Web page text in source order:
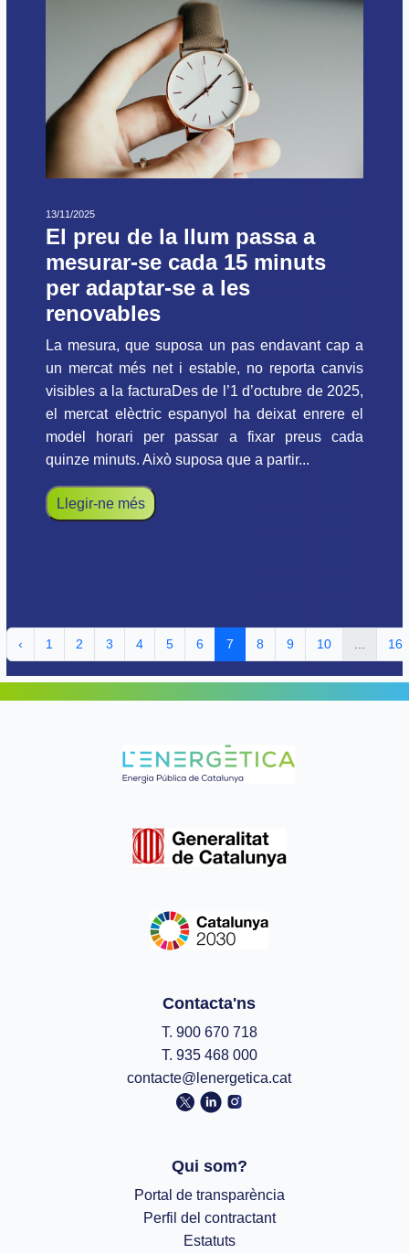
13/11/2025
El preu de la llum passa a
mesurar-se cada 15 minuts
per adaptar-se a les
renovables
La mesura, que suposa un pas endavant cap a
un mercat més net i estable, no reporta canvis
visibles a la facturaDes de l’1 d’octubre de 2025,
el mercat elèctric espanyol ha deixat enrere el
model horari per passar a fixar preus cada
quinze minuts. Això suposa que a partir...
Llegir-ne més
‹ 1 2 3 4 5 6 7 8 9 10 16
Contacta'ns
T. 900 670 718
T. 935 468 000
contacte@lenergetica.cat
Qui som?
Portal de transparència
Perfil del contractant
Estatuts